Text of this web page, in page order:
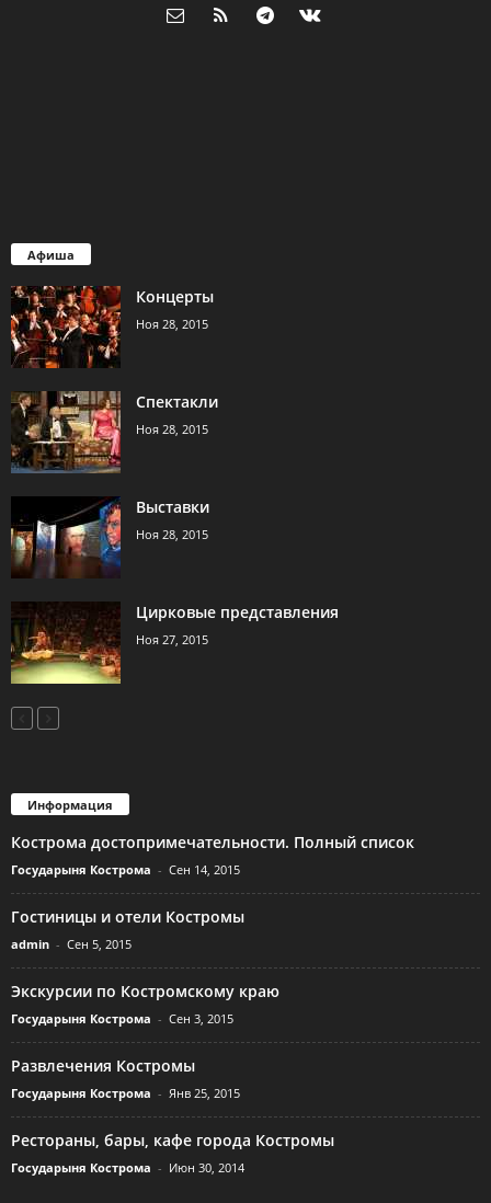
Афиша
Концерты
Ноя 28, 2015
Спектакли
Ноя 28, 2015
Выставки
Ноя 28, 2015
Цирковые представления
Ноя 27, 2015
Информация
Кострома достопримечательности. Полный список
Государыня Кострома - Сен 14, 2015
Гостиницы и отели Костромы
admin - Сен 5, 2015
Экскурсии по Костромскому краю
Государыня Кострома - Сен 3, 2015
Развлечения Костромы
Государыня Кострома - Янв 25, 2015
Рестораны, бары, кафе города Костромы
Государыня Кострома - Июн 30, 2014